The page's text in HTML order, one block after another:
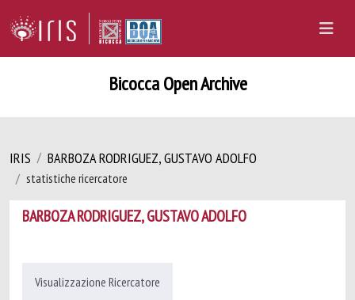
Bicocca Open Archive
IRIS BARBOZA RODRIGUEZ, GUSTAVO ADOLFO
statistiche ricercatore
BARBOZA RODRIGUEZ, GUSTAVO ADOLFO
Visualizzazione Ricercatore